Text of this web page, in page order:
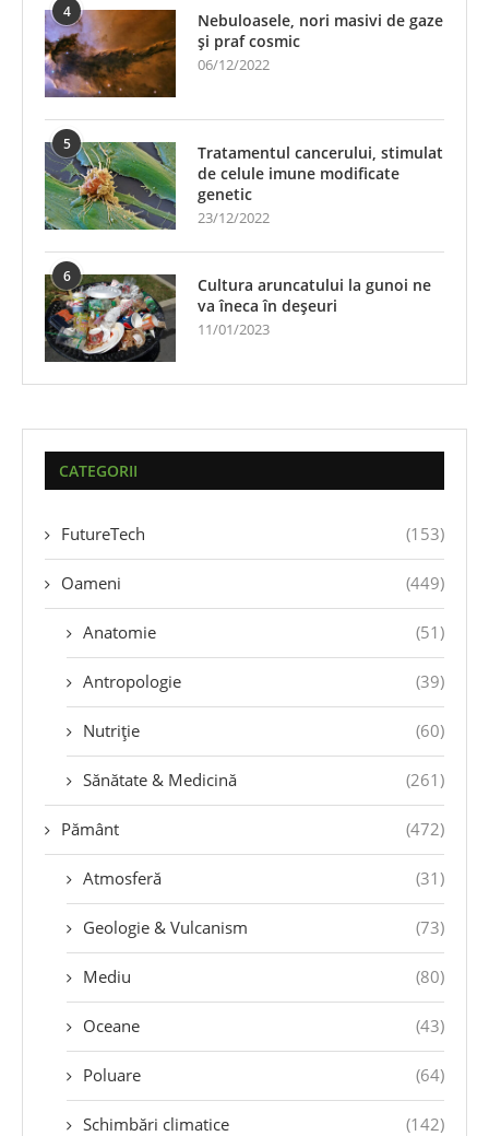
4
Nebuloasele, nori masivi de gaze
și praf cosmic
06/12/2022
5
Tratamentul cancerului, stimulat
de celule imune modificate
genetic
23/12/2022
6
Cultura aruncatului la gunoi ne
va îneca în deșeuri
11/01/2023
CATEGORII
FutureTech (153)
Oameni (449)
Anatomie (51)
Antropologie (39)
Nutriție (60)
Sănătate & Medicină (261)
Pământ (472)
Atmosferă (31)
Geologie & Vulcanism (73)
Mediu (80)
Oceane (43)
Poluare (64)
Schimbări climatice (142)